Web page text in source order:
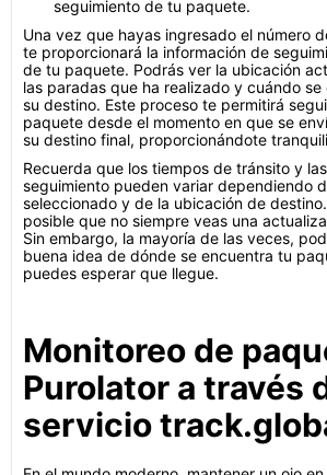
seguimiento de tu paquete.
Una vez que hayas ingresado el número
te proporcionará la información de
de tu paquete. Podrás ver la ubicación
las paradas que ha realizado y cuándo se
su destino. Este proceso te permitirá
paquete desde el momento en que se
su destino final, proporcionándote
Recuerda que los tiempos de tránsito y
seguimiento pueden variar dependiendo
seleccionado y de la ubicación de
posible que no siempre veas una
Sin embargo, la mayoría de las veces,
buena idea de dónde se encuentra tu
puedes esperar que llegue.
Monitoreo de
Purolator a través
servicio